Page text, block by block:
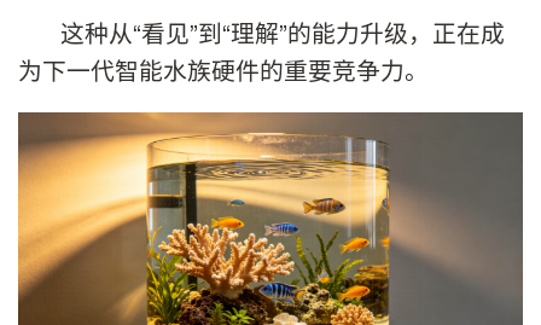
这种从“看见”到“理解”的能力升级，正在成
为下一代智能水族硬件的重要竞争力。